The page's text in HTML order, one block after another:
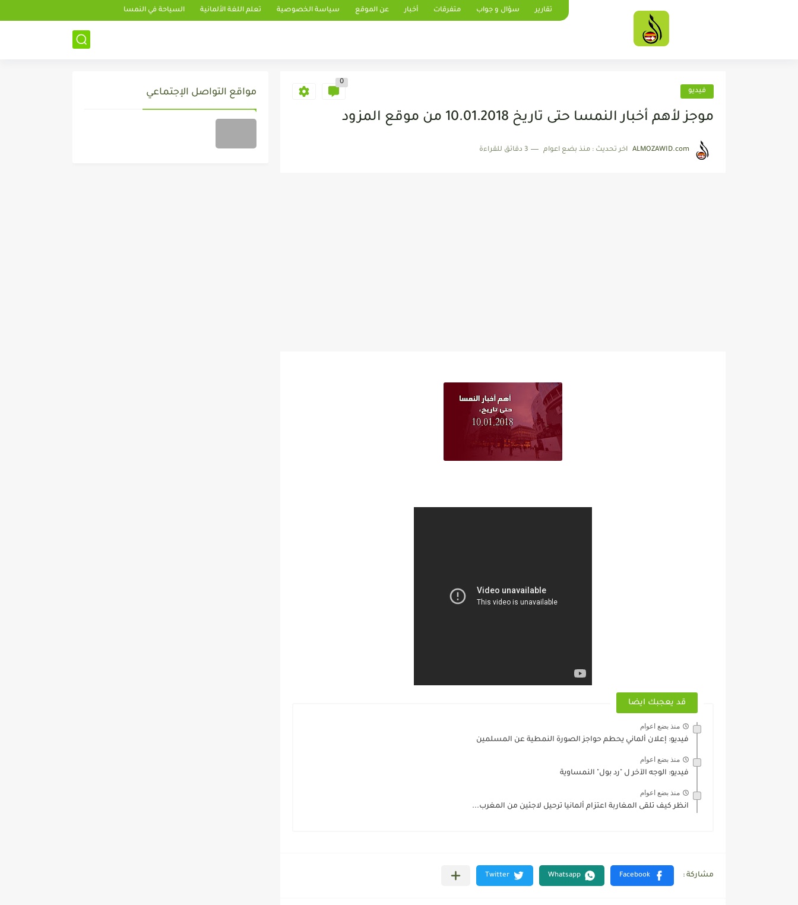
تقارير سؤال و جواب متفرقات أخبار عن الموقع سياسة الخصوصية تعلم اللغة الألمانية السياحة في النمسا
فيديو
0
موجز لأهم أخبار النمسا حتى تاريخ 10.01.2018 من موقع المزود
ALMOZAWID.com اخر تحديث : منذ بضع اعوام 3 دقائق للقراءة
قد يعجبك ايضا
منذ بضع اعوام
فيديو: إعلان ألماني يحطم حواجز الصورة النمطية عن المسلمين
منذ بضع اعوام
فيديو: الوجه الآخر ل "رد بول" النمساوية
منذ بضع اعوام
انظر كيف تلقى المغاربة اعتزام ألمانيا ترحيل لاجئين من المغرب...
مواقع التواصل الإجتماعي